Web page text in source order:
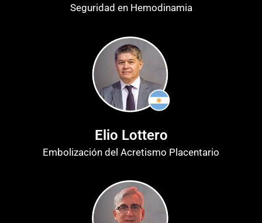
Seguridad en Hemodinamia
Elio Lottero
Embolización del Acretismo Placentario